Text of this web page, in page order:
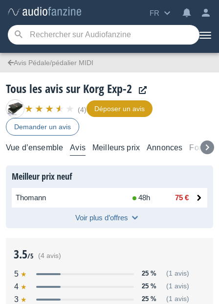
FR
Avis Pédale/pédalier MIDI
Tous les avis sur Korg Exp-2
(4) Déposer un avis
Demander un avis
Vue d’ensemble Avis Meilleurs prix Annonces Forums
Meilleur prix neuf
Thomann 48h 75 €
Voir plus d’offres
3.5/5 (4 avis)
5 25 % (1 avis)
4 25 % (1 avis)
3 25 % (1 avis)